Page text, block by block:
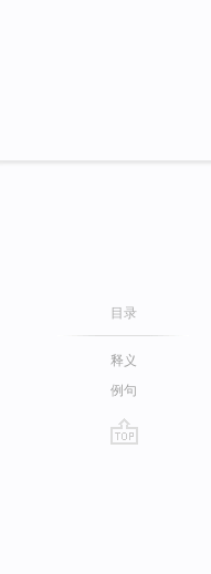
目录
释义
例句